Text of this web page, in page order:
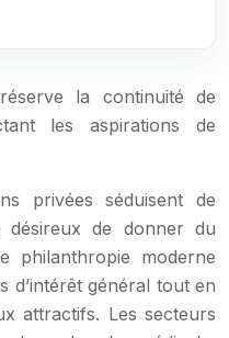
la continuité de
les aspirations de
privées séduisent de
désireux de donner du
philanthropie moderne
d’intérêt général tout en
attractifs. Les secteurs